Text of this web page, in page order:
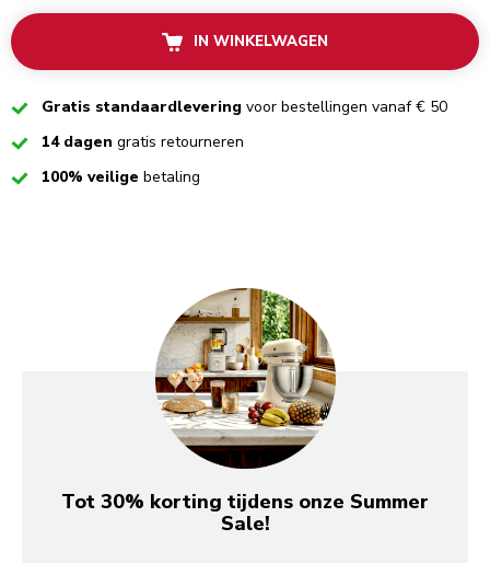
IN WINKELWAGEN
CheckedGratis standaardlevering voor bestellingen vanaf € 50
Checked14 dagen gratis retourneren
Checked100% veilige betaling
Tot 30% korting tijdens onze Summer
Sale!